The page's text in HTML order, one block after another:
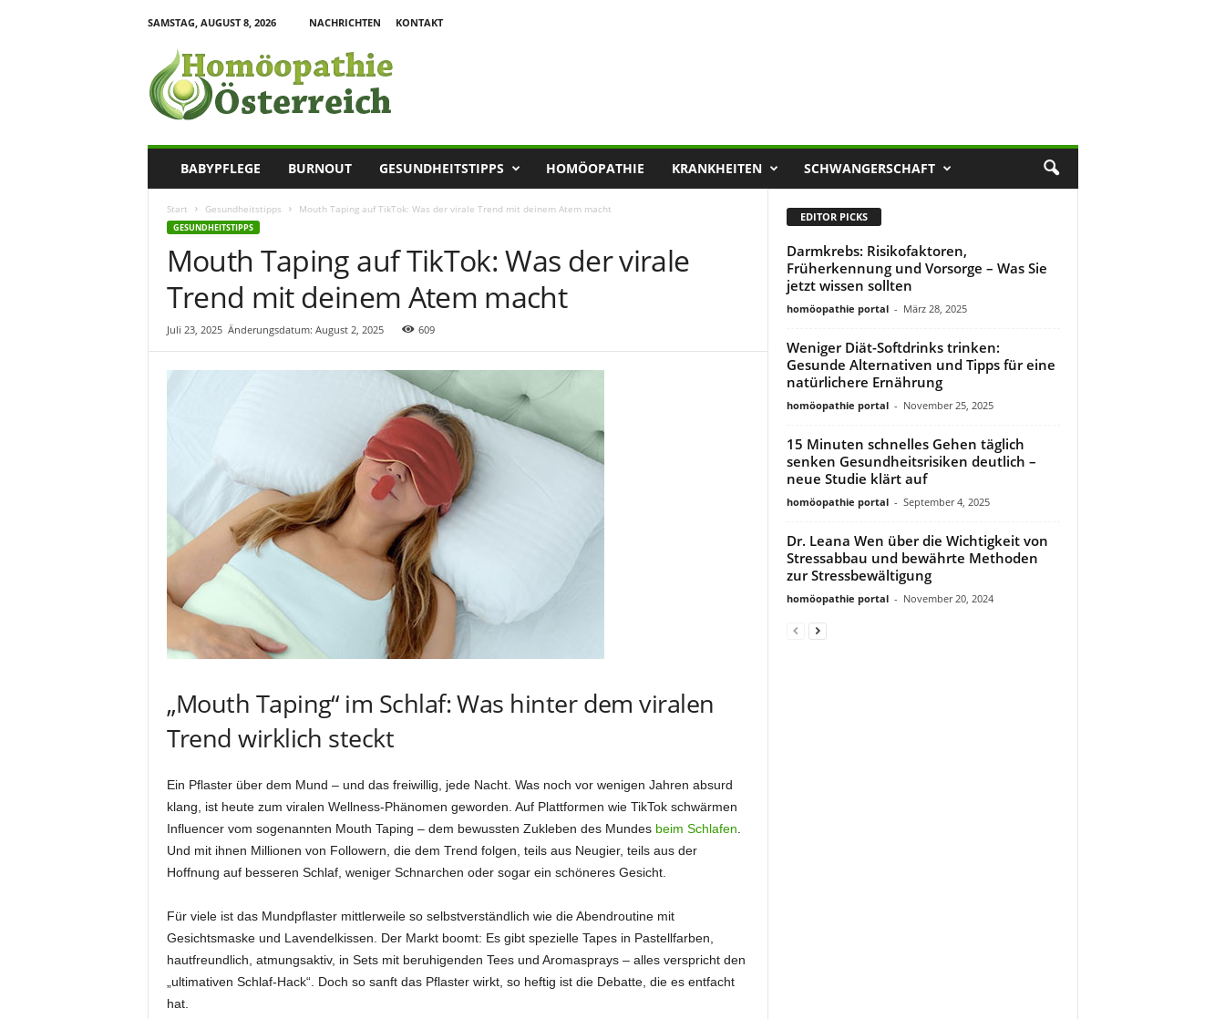
SAMSTAG, AUGUST 8, 2026 NACHRICHTEN
KONTAKT
m
o
r
BABYPFLEGE BURNOUT GESUNDHEITSTIPPS HOMÖOPATHIE KRANKHEITEN SCHWANGERSCHAFT
Start Gesundheitstipps Mouth Taping auf TikTok: Was der virale Trend mit deinem Atem macht
GESUNDHEITSTIPPS
Mouth Taping auf TikTok: Was der virale
Trend mit deinem Atem macht
Juli 23, 2025 Änderungsdatum: August 2, 2025 609
„Mouth Taping“ im Schlaf: Was hinter dem viralen
Trend wirklich steckt
Ein Pflaster über dem Mund – und das freiwillig, jede Nacht. Was noch vor wenigen Jahren absurd
klang, ist heute zum viralen Wellness-Phänomen geworden. Auf Plattformen wie TikTok schwärmen
Influencer vom sogenannten Mouth Taping – dem bewussten Zukleben des Mundes beim Schlafen
Und mit ihnen Millionen von Followern, die dem Trend folgen, teils aus Neugier, teils aus der
Hoffnung auf besseren Schlaf, weniger Schnarchen oder sogar ein schöneres Gesicht.
Für viele ist das Mundpflaster mittlerweile so selbstverständlich wie die Abendroutine mit
Gesichtsmaske und Lavendelkissen. Der Markt boomt: Es gibt spezielle Tapes in Pastellfarben,
hautfreundlich, atmungsaktiv, in Sets mit beruhigenden Tees und Aromasprays – alles verspricht den
„ultimativen Schlaf-Hack“. Doch so sanft das Pflaster wirkt, so heftig ist die Debatte, die es entfacht
hat.
EDITOR PICKS
Darmkrebs: Risikofaktoren,
Früherkennung und Vorsorge – Was Sie
jetzt wissen sollten
homöopathie portal - März 28, 2025
Weniger Diät-Softdrinks trinken:
Gesunde Alternativen und Tipps für eine
natürlichere Ernährung
homöopathie portal - November 25, 2025
15 Minuten schnelles Gehen täglich
senken Gesundheitsrisiken deutlich –
neue Studie klärt auf
homöopathie portal - September 4, 2025
Dr. Leana Wen über die Wichtigkeit von
Stressabbau und bewährte Methoden
zur Stressbewältigung
homöopathie portal - November 20, 2024